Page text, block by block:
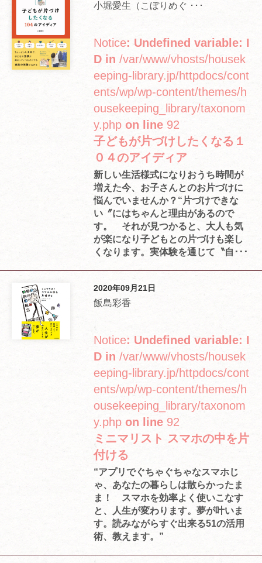
小堀愛生（こぼりめぐ ･･･
Notice: Undefined variable: I
D in /var/www/vhosts/housek
eeping-library.jp/httpdocs/cont
ents/wp/wp-content/themes/h
ousekeeping_library/taxonom
y.php on line 92
子どもが片づけしたくなる１
０４のアイディア
新しい生活様式になりおうち時間が
増えた今、お子さんとのお片づけに
悩んでいませんか？“片づけできな
い〞にはちゃんと理由があるので
す。 それが見つかると、大人も気
が楽になり子どもとの片づけも楽し
くなります。実体験を通じて〝自･･･
2020年09月21日
飯島彩香
Notice: Undefined variable: I
D in /var/www/vhosts/housek
eeping-library.jp/httpdocs/cont
ents/wp/wp-content/themes/h
ousekeeping_library/taxonom
y.php on line 92
ミニマリスト スマホの中を片
付ける
“アプリでぐちゃぐちゃなスマホじ
ゃ、あなたの暮らしは散らかったま
ま！ スマホを効率よく使いこなす
と、人生が変わります。夢が叶いま
す。読みながらすぐ出来る51の活用
術、教えます。”